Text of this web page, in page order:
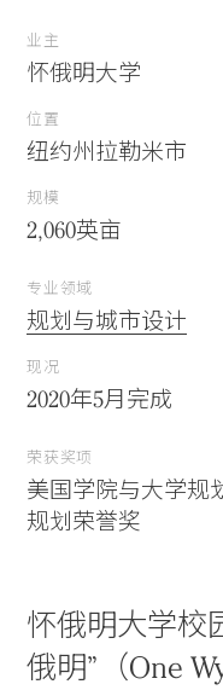
业主
怀俄明大学
位置
纽约州拉勒米市
规模
2,060英亩
专业领域
规划与城市设计
现况
2020年5月完成
荣获奖项
美国学院与大学规
规划荣誉奖
怀俄明大学校
俄明”（One